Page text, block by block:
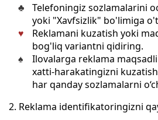
Telefoningiz sozlamalarini
yoki "Xavfsizlik" bo'limiga
Reklamani kuzatish yoki
bog'liq variantni qidiring.
Ilovalarga reklama
xatti-harakatingizni
har qanday sozlamalarni
2. Reklama identifikatoringizni